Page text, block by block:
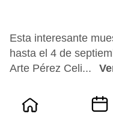
Esta interesante
hasta el 4 de
Arte Pérez Celi...